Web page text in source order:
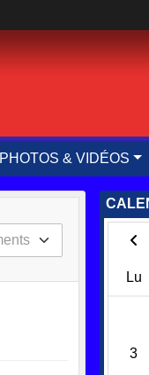
PHOTOS & VIDÉOS
Lu
3